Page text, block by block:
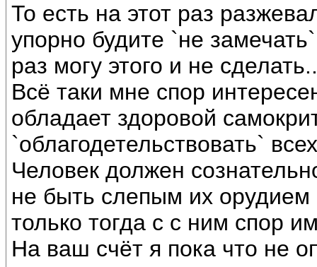
То есть на этот раз
упорно будите `не
раз могу этого и не
Всё таки мне спор
обладает здоровой
`облагодетельствовать`
Человек должен
не быть слепым их орудием
только тогда с с ним спор
На ваш счёт я пока что не